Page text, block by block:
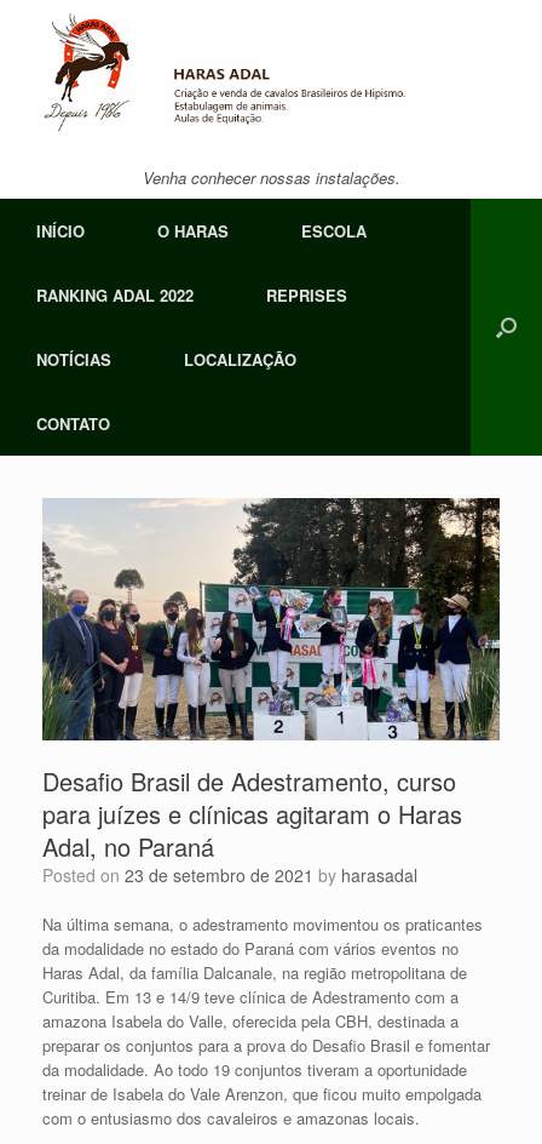
Venha conhecer nossas instalações.
INÍCIO O HARAS ESCOLA
RANKING ADAL 2022 REPRISES
NOTÍCIAS LOCALIZAÇÃO
CONTATO
Desafio Brasil de Adestramento, curso
para juízes e clínicas agitaram o Haras
Adal, no Paraná
Posted on 23 de setembro de 2021 by harasadal
Na última semana, o adestramento movimentou os praticantes
da modalidade no estado do Paraná com vários eventos no
Haras Adal, da família Dalcanale, na região metropolitana de
Curitiba. Em 13 e 14/9 teve clínica de Adestramento com a
amazona Isabela do Valle, oferecida pela CBH, destinada a
preparar os conjuntos para a prova do Desafio Brasil e fomentar
da modalidade. Ao todo 19 conjuntos tiveram a oportunidade
treinar de Isabela do Vale Arenzon, que ficou muito empolgada
com o entusiasmo dos cavaleiros e amazonas locais.